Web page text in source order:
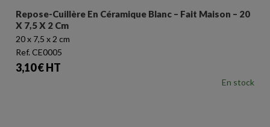
Repose-Cuillère En Céramique Blanc – Fait Maison – 20
X 7,5 X 2 Cm
20 x 7,5 x 2 cm
Ref. CE0005
Prix
3,10 € HT
En stock